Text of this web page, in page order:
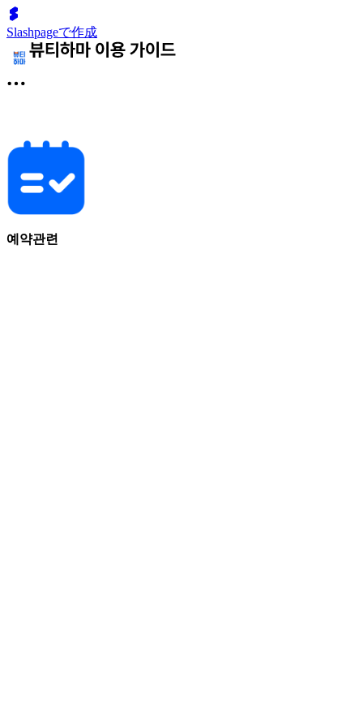
Slashpageで作成
예약관련